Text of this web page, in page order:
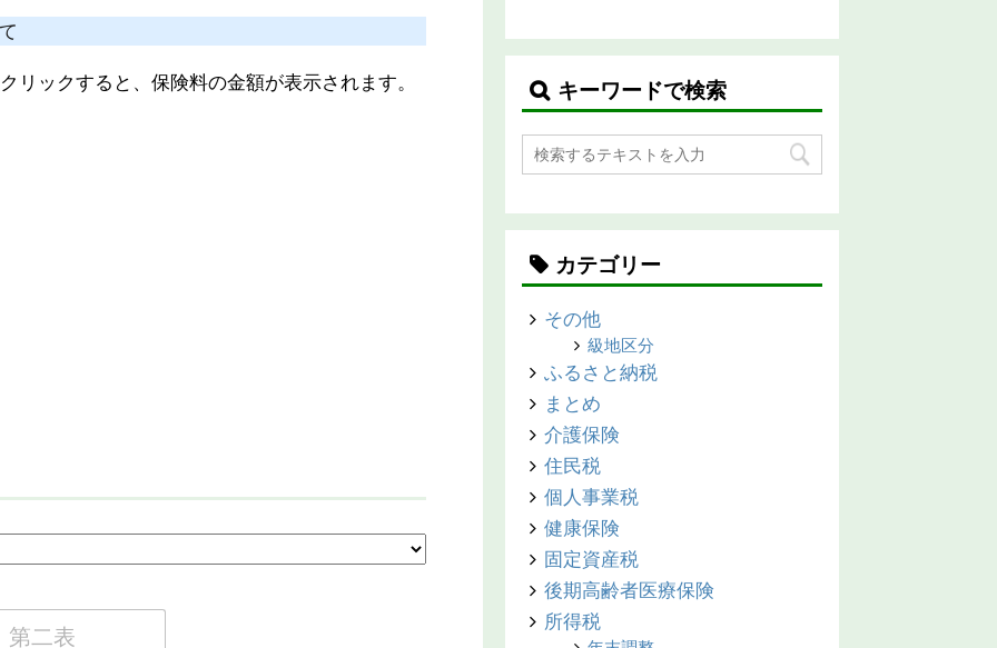
リックすると、保険料の金額が表示されます。 キーワードで検索
カテゴリー
その他
級地区分
ふるさと納税
まとめ
介護保険
住民税
個人事業税
健康保険
固定資産税
後期高齢者医療保険
所得税